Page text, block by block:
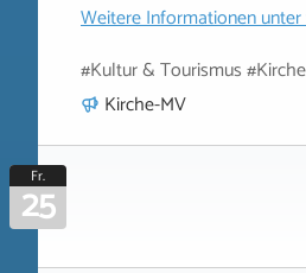
Weitere Informationen unter
#Kultur & Tourismus
Kirche-MV
Fr.
25